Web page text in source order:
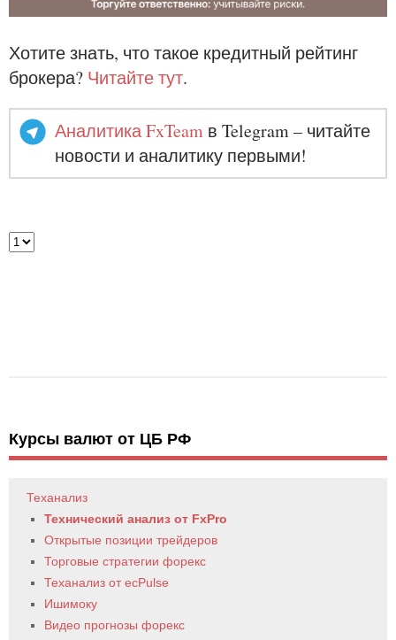
Хотите знать, что такое кредитный рейтинг
брокера? Читайте тут.
Аналитика FxTeam в Telegram – читайте
новости и аналитику первыми!
Курсы валют от ЦБ РФ
Теханализ
Технический анализ от FxPro
Открытые позиции трейдеров
Торговые стратегии форекс
Теханализ от ecPulse
Ишимоку
Видео прогнозы форекс